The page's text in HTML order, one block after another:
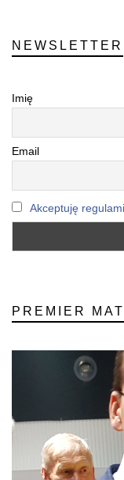
NEWSLETTER
Imię
Email
Akceptuję
PREMIER